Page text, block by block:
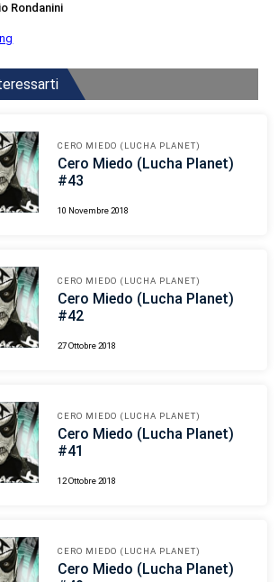
Rondanini
CERO MIEDO (LUCHA PLANET)
Cero Miedo (Lucha Planet)
#43
10 Novembre 2018
CERO MIEDO (LUCHA PLANET)
Cero Miedo (Lucha Planet)
#42
27 Ottobre 2018
CERO MIEDO (LUCHA PLANET)
Cero Miedo (Lucha Planet)
#41
12 Ottobre 2018
CERO MIEDO (LUCHA PLANET)
Cero Miedo (Lucha Planet)